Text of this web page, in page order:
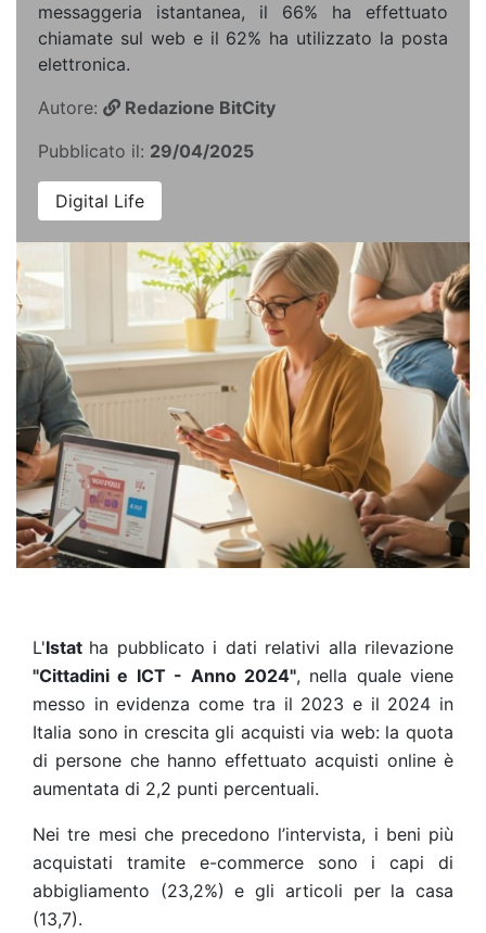
messaggeria istantanea, il 66% ha effettuato
chiamate sul web e il 62% ha utilizzato la posta
elettronica.
Autore:
Redazione BitCity
Pubblicato il: 29/04/2025
Digital Life
L'Istat ha pubblicato i dati relativi alla rilevazione
"Cittadini e ICT - Anno 2024", nella quale viene
messo in evidenza come tra il 2023 e il 2024 in
Italia sono in crescita gli acquisti via web: la quota
di persone che hanno effettuato acquisti online è
aumentata di 2,2 punti percentuali.
Nei tre mesi che precedono l’intervista, i beni più
acquistati tramite e-commerce sono i capi di
abbigliamento (23,2%) e gli articoli per la casa
(13,7).